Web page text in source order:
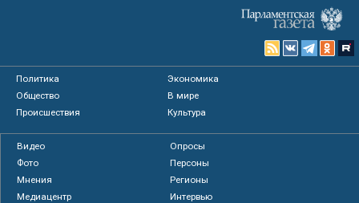
Политика
Экономика
Общество
В мире
Происшествия
Культура
Видео
Опросы
Фото
Персоны
Мнения
Регионы
Медиацентр
Интервью